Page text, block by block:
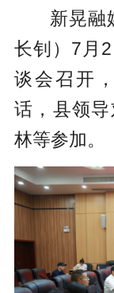
新晃融
长钊）7月
谈会召开
话，县领
林等参加。